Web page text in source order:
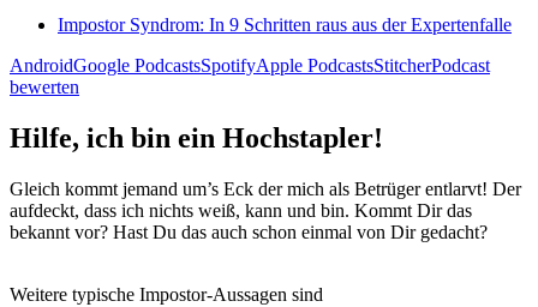
Impostor Syndrom: In 9 Schritten raus aus der Expertenfalle
AndroidGoogle PodcastsSpotifyApple PodcastsStitcherPodcast
bewerten
Hilfe, ich bin ein Hochstapler!
Gleich kommt jemand um’s Eck der mich als Betrüger entlarvt! Der
aufdeckt, dass ich nichts weiß, kann und bin. Kommt Dir das
bekannt vor? Hast Du das auch schon einmal von Dir gedacht?
Weitere typische Impostor-Aussagen sind